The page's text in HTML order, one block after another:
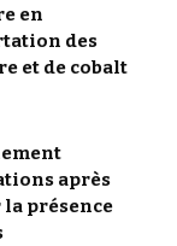
en
des
et de cobalt
après
la présence